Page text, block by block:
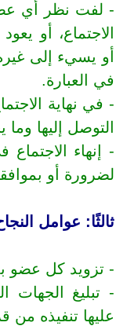
- لفت نظر أي
الاجتماع، أو
أو يسيء إلى
في العبارة.
- في نهاية
التوصل إليها
- إنهاء
لضرورة أو
ثالثًا: عوامل
- تزويد كل عضو
- تبليغ الجهات
عليها تنفيذه من